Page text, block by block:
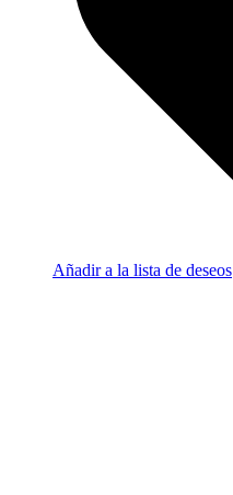
Añadir a la lista de deseos